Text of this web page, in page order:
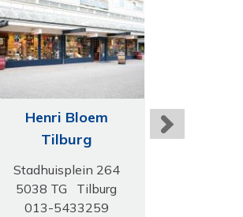
Henri Bloem
Tilburg
Stadhuisplein 264
5038 TG Tilburg
013-5433259
Harts